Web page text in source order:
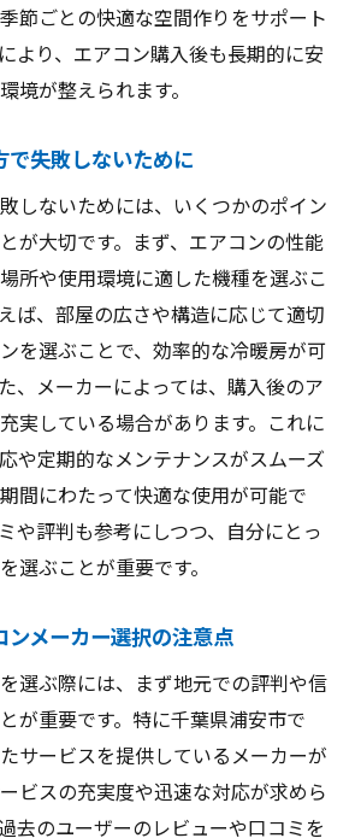
節ごとの快適な空間作りをサポート
より、エアコン購入後も長期的に安
境が整えられます。
で失敗しないために
しないためには、いくつかのポイン
が大切です。まず、エアコンの性能
所や使用環境に適した機種を選ぶこ
ば、部屋の広さや構造に応じて適切
を選ぶことで、効率的な冷暖房が可
、メーカーによっては、購入後のア
実している場合があります。これに
や定期的なメンテナンスがスムーズ
間にわたって快適な使用が可能で
や評判も参考にしつつ、自分にとっ
選ぶことが重要です。
ンメーカー選択の注意点
選ぶ際には、まず地元での評判や信
が重要です。特に千葉県浦安市で
サービスを提供しているメーカーが
ビスの充実度や迅速な対応が求めら
去のユーザーのレビューや口コミを